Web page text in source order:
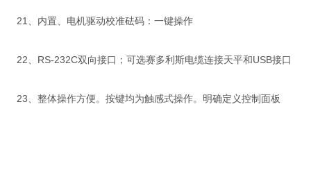
21、内置、电机驱动校准砝码：一键操作
22、RS-232C双向接口；可选赛多利斯电缆连接天平和USB接口
23、整体操作方便。按键均为触感式操作。明确定义控制面板